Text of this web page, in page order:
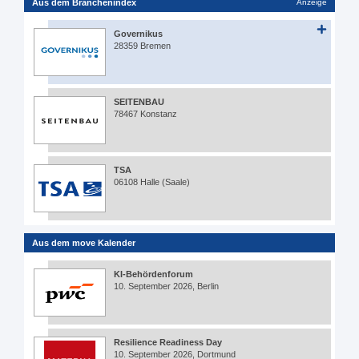
Aus dem Branchenindex Anzeige
Governikus
28359 Bremen
SEITENBAU
78467 Konstanz
TSA
06108 Halle (Saale)
Aus dem move Kalender
KI-Behördenforum
10. September 2026, Berlin
Resilience Readiness Day
10. September 2026, Dortmund